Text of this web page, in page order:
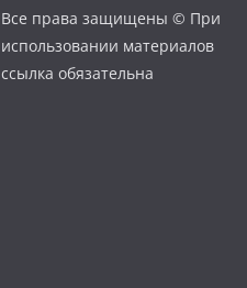
Все права защищены © При
использовании материалов
ссылка обязательна